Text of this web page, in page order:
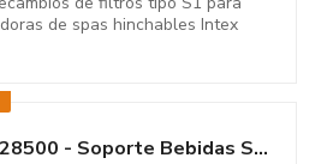
de spas hinchables Intex
Intex 28500 - Soporte Bebidas SPA 2 portavasos+Bandeja 26 x 22 x 18 cm